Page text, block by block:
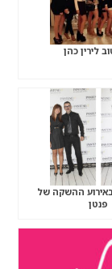
לירין כהן
ההשקה של
פנטן